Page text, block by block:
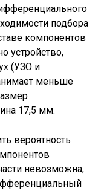
подбора
компонентов
устройство,
(УЗО и
меньше
17,5 мм.
вероятность
невозможна,